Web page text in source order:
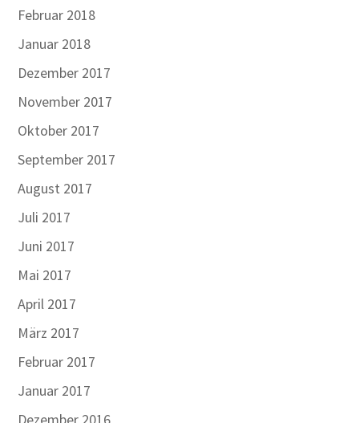
Februar 2018
Januar 2018
Dezember 2017
November 2017
Oktober 2017
September 2017
August 2017
Juli 2017
Juni 2017
Mai 2017
April 2017
März 2017
Februar 2017
Januar 2017
Dezember 2016